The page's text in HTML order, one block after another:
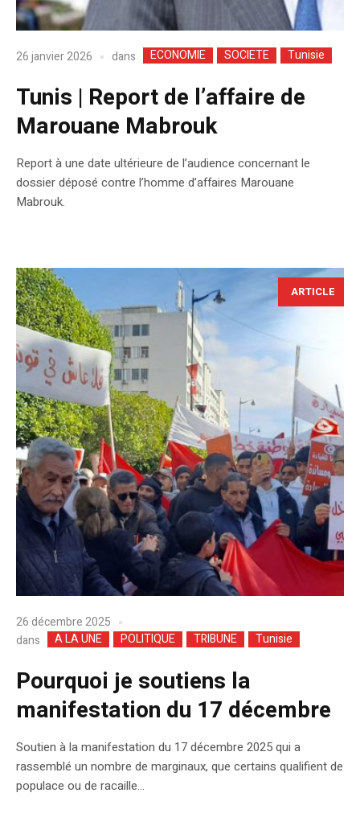
26 janvier 2026 dans ECONOMIE SOCIETE Tunisie
Tunis | Report de l’affaire de
Marouane Mabrouk
Report à une date ultérieure de l’audience concernant le
dossier déposé contre l’homme d’affaires Marouane
Mabrouk.
ARTICLE
26 décembre 2025
dans
A LA UNE POLITIQUE TRIBUNE Tunisie
Pourquoi je soutiens la
manifestation du 17 décembre
Soutien à la manifestation du 17 décembre 2025 qui a
rassemblé un nombre de marginaux, que certains qualifient de
populace ou de racaille…